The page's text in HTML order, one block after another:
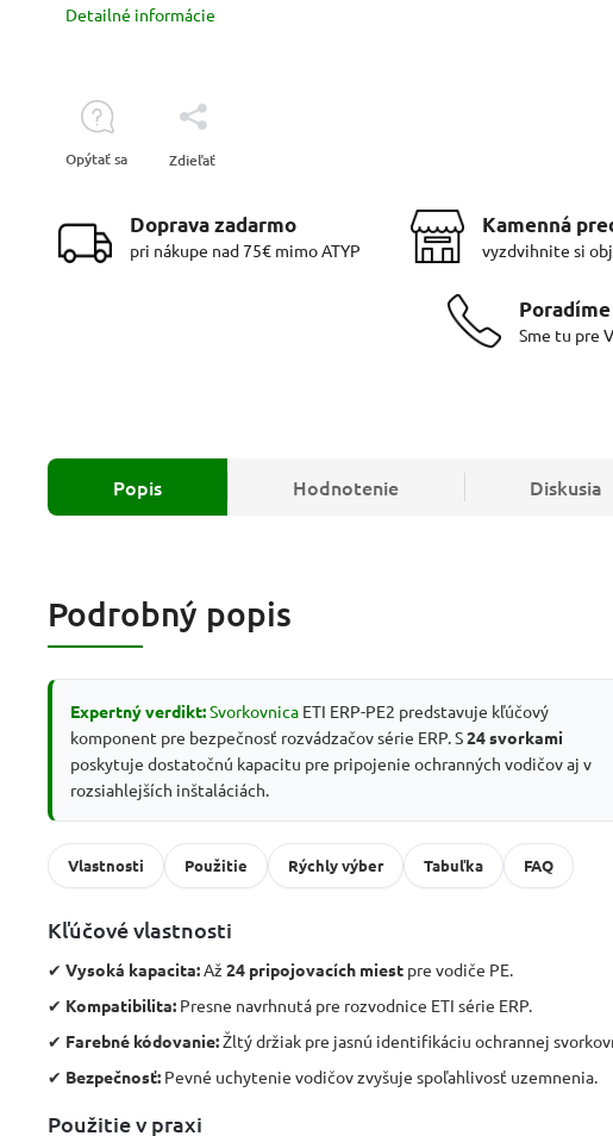
Detailné informácie
Opýtať sa Zdieľať
Doprava zadarmo
pri nákupe nad 75€ mimo ATYP
Kamenná
vyzdvihnite si
Sme tu pre
Popis Hodnotenie Diskusia
Podrobný popis
Expertný verdikt:Svorkovnica ETI ERP-PE2 predstavuje kľúčový
komponent pre bezpečnosť rozvádzačov série ERP. S24 svorkami
poskytuje dostatočnú kapacitu pre pripojenie ochranných vodičov aj v
rozsiahlejších inštaláciách.
Vlastnosti Použitie Rýchly výber Tabuľka FAQ
Kľúčové vlastnosti
✔ Vysoká kapacita: Až 24 pripojovacích miest pre vodiče PE.
✔ Kompatibilita: Presne navrhnutá pre rozvodnice ETI série ERP.
✔ Farebné kódovanie:Žltý držiak pre jasnú identifikáciu ochrannej
✔ Bezpečnosť: Pevné uchytenie vodičov zvyšuje spoľahlivosť uzemnenia.
Použitie v praxi